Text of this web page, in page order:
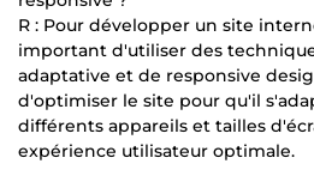
R : Pour développer un site
important d'utiliser des
adaptative et de responsive
d'optimiser le site pour qu'il
différents appareils et tailles
expérience utilisateur optimale.